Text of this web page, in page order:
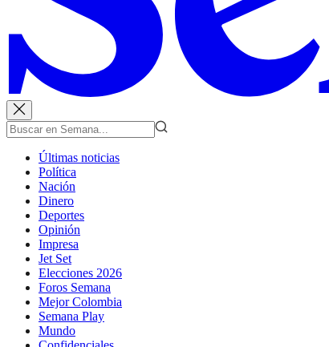
Últimas noticias
Política
Nación
Dinero
Deportes
Opinión
Impresa
Jet Set
Elecciones 2026
Foros Semana
Mejor Colombia
Semana Play
Mundo